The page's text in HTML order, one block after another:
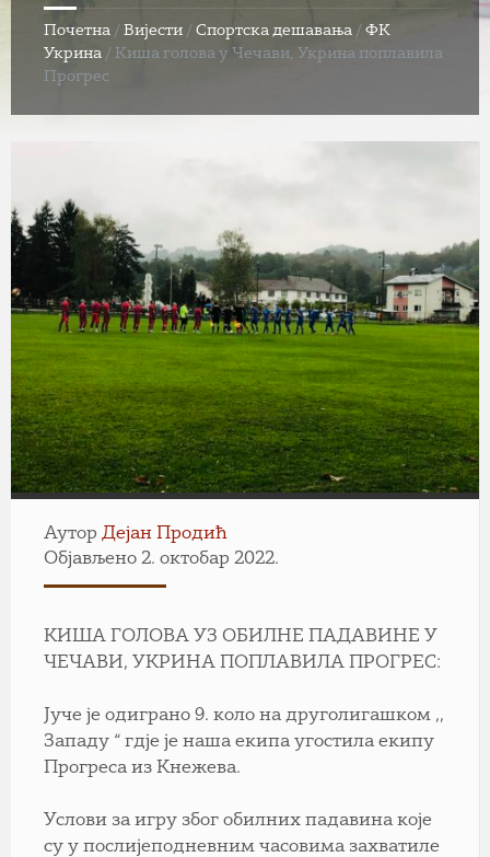
Почетна / Вијести / Спортска дешавања / ФК
Укрина / Киша голова у Чечави, Укрина поплавила
Прогрес
Аутор Дејан Продић
Објављено 2. октобар 2022.
КИША ГОЛОВА УЗ ОБИЛНЕ ПАДАВИНЕ У
ЧЕЧАВИ, УКРИНА ПОПЛАВИЛА ПРОГРЕС:
Јуче је одиграно 9. коло на друголигашком ,,
Западу “ гдје је наша екипа угостила екипу
Прогреса из Кнежева.
Услови за игру због обилних падавина које
су у послијеподневним часовима захватиле